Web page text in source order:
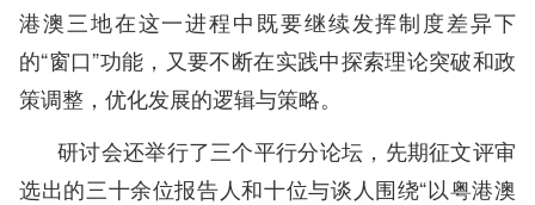
港澳三地在这一进程中既要继续发挥制度差异下
的“窗口”功能，又要不断在实践中探索理论突破和政
策调整，优化发展的逻辑与策略。
研讨会还举行了三个平行分论坛，先期征文评审
选出的三十余位报告人和十位与谈人围绕“以粤港澳